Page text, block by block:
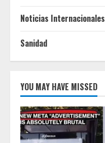
Noticias Internacionales
Sanidad
YOU MAY HAVE MISSED